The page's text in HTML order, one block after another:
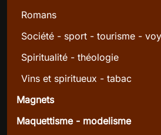
Romans
Société - sport - tourisme -
Spiritualité - théologie
Vins et spiritueux - tabac
Magnets
Maquettisme - modelisme